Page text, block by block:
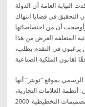
النيابة العامة أن الدولة
التحقيق في قضايا انتهاك
أن من اختصاصاتها
المتعلقة الغرض من هذا
يرغبون في التقدم بطلب،
لقانون الملكية الصناعية
بموقع “تويتر” أنها
في 3 أنظمة هي: أنظمة العلامات التجارية،
وحماية حقوق المؤلف، وبراءات الاختراع والتصميمات التخطيطية. 2000